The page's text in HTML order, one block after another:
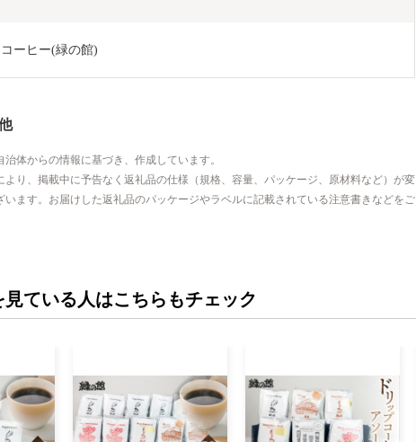
ーヒー(緑の館)
体からの情報に基づき、作成しています。
より、掲載中に予告なく返礼品の仕様（規格、容量、パッケージ、原材料など）が変
います。お届けした返礼品のパッケージやラベルに記載されている注意書きなどをご
見ている人はこちらもチェック